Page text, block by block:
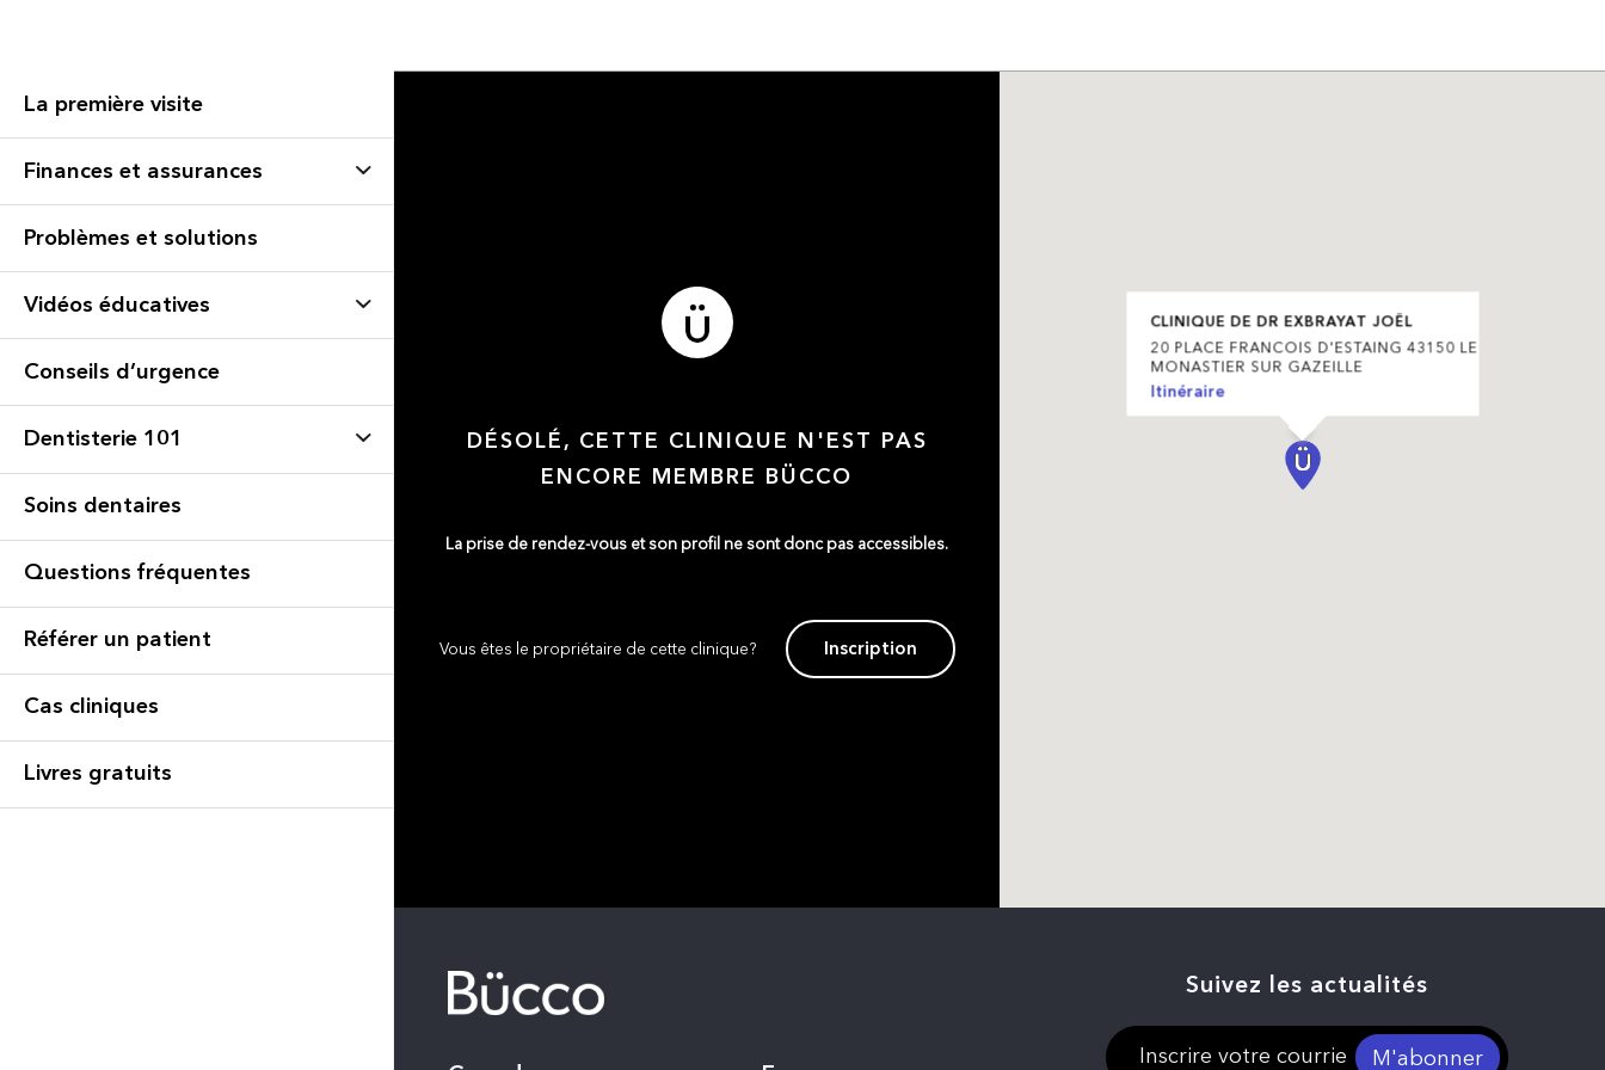
La première visite
Finances et assurances
Problèmes et solutions
Vidéos éducatives
Conseils d’urgence
Dentisterie 101
Soins dentaires
Questions fréquentes
Référer un patient
Cas cliniques
Livres gratuits
DÉSOLÉ, CETTE CLINIQUE N'EST PAS
ENCORE MEMBRE BÜCCO
La prise de rendez-vous et son profil ne sont donc pas accessibles.
Vous êtes le propriétaire de cette clinique? Inscription
CLINIQUE DE DR EXBRAYAT JOËL
20 PLACE FRANCOIS D'ESTAING 43150 LE
MONASTIER SUR GAZEILLE
Itinéraire
Suivez les actualités
M'abonner